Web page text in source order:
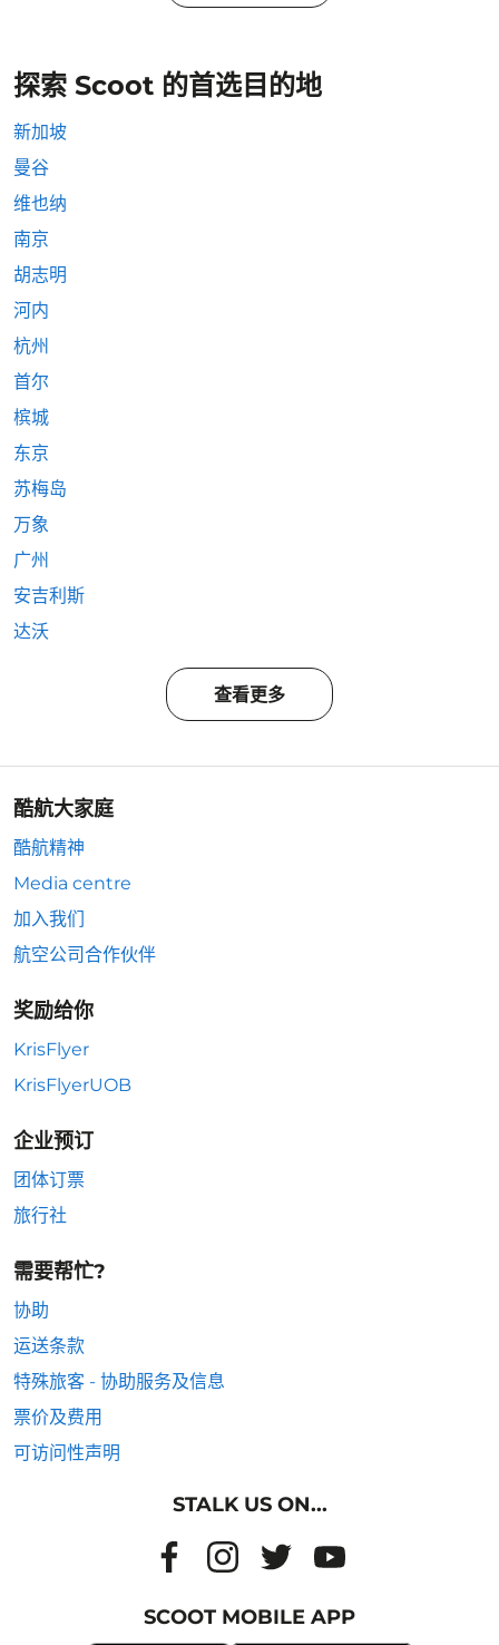
探索 Scoot 的首选目的地
新加坡
曼谷
维也纳
南京
胡志明
河内
杭州
首尔
槟城
东京
苏梅岛
万象
广州
安吉利斯
达沃
查看更多
酷航大家庭
酷航精神
Media centre
加入我们
航空公司合作伙伴
奖励给你
KrisFlyer
KrisFlyerUOB
企业预订
团体订票
旅行社
需要帮忙?
协助
运送条款
特殊旅客 - 协助服务及信息
票价及费用
可访问性声明
STALK US ON...
SCOOT MOBILE APP